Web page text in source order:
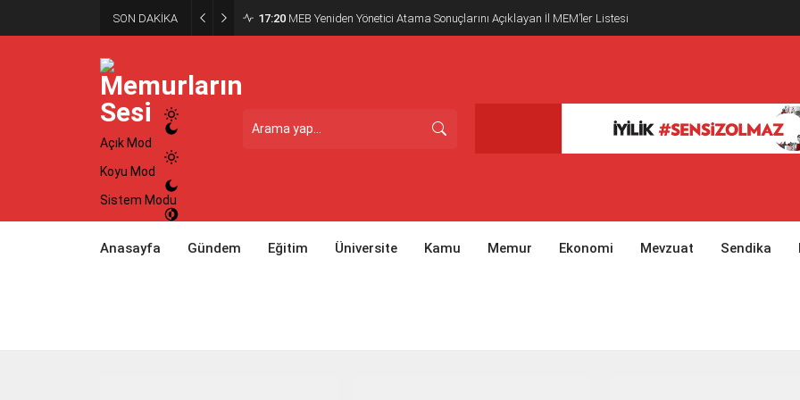
SON DAKİKA 17:20 MEB Yeniden Yönetici Atama Sonuçlarını Açıklayan İl MEM’ler Listesi
Açık Mod
Koyu Mod
Sistem Modu
Anasayfa Gündem Eğitim Üniversite Kamu Memur Ekonomi Mevzuat Sendika